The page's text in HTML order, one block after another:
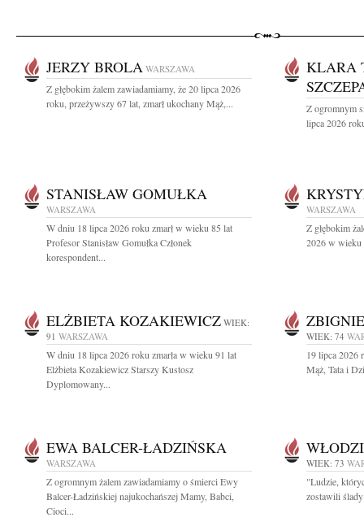
JERZY BROLA WARSZAWA
Z głębokim żalem zawiadamiamy, że 20 lipca 2026
roku, przeżywszy 67 lat, zmarł ukochany Mąż,...
KLARA
Z ogromnym
lipca 2026
STANISŁAW GOMUŁKA
WARSZAWA
W dniu 18 lipca 2026 roku zmarł w wieku 85 lat
Profesor Stanisław Gomułka Członek
korespondent...
WARSZAWA
Z głębokim
2026 w wieku
ELŻBIETA KOZAKIEWICZ WIEK:
91 WARSZAWA
W dniu 18 lipca 2026 roku zmarła w wieku 91 lat
Elżbieta Kozakiewicz Starszy Kustosz
Dyplomowany...
WIEK: 74
19 lipca 2026
Mąż, Tata i
EWA BALCER-ŁADZIŃSKA
WARSZAWA
Z ogromnym żalem zawiadamiamy o śmierci Ewy
Balcer-Ładzińskiej najukochańszej Mamy, Babci,
Cioci...
WIEK: 73
"Ludzie,
zostawili